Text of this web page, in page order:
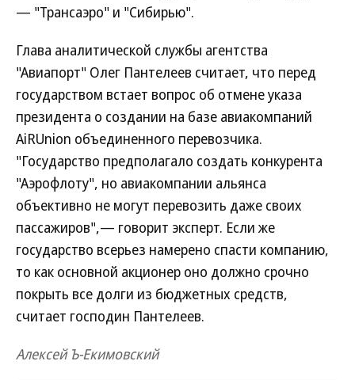
— "Трансаэро" и "Сибирью".
Глава аналитической службы агентства
"Авиапорт" Олег Пантелеев считает, что перед
государством встает вопрос об отмене указа
президента о создании на базе авиакомпаний
AiRUnion объединенного перевозчика.
"Государство предполагало создать конкурента
"Аэрофлоту", но авиакомпании альянса
объективно не могут перевозить даже своих
пассажиров",— говорит эксперт. Если же
государство всерьез намерено спасти компанию,
то как основной акционер оно должно срочно
покрыть все долги из бюджетных средств,
считает господин Пантелеев.
Алексей Ъ-Екимовский